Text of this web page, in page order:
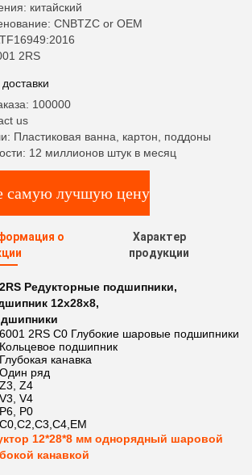
китайский
CNBTZC or OEM
2RS
100000
us
Пластиковая ванна, картон, поддоны
12 миллионов штук в месяц
самую лучшую цену
о
Характер
продукции
Редукторные подшипники,
12x28x8,
6001 2RS C0 Глубокие шаровые подшипники
Кольцевое подшипник
Глубокая канавка
Один ряд
Z3, Z4
V3, V4
P6, P0
C0,C2,C3,C4,EM
12*28*8 мм однорядный шаровой
канавкой